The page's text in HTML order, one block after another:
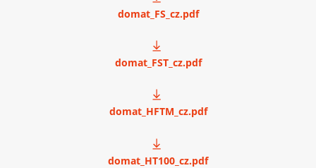
domat_FS_cz.pdf
domat_FST_cz.pdf
domat_HFTM_cz.pdf
domat_HT100_cz.pdf